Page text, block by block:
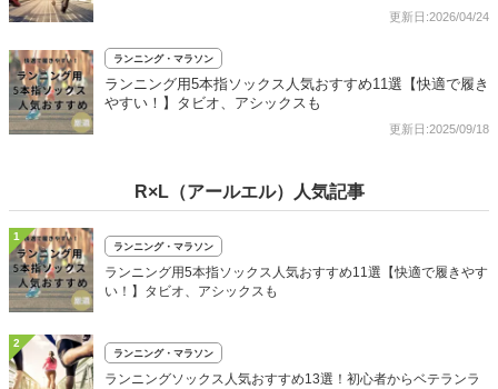
更新日:2026/04/24
ランニング・マラソン
ランニング用5本指ソックス人気おすすめ11選【快適で履き
やすい！】タビオ、アシックスも
更新日:2025/09/18
R×L（アールエル）人気記事
1
ランニング・マラソン
ランニング用5本指ソックス人気おすすめ11選【快適で履きやす
い！】タビオ、アシックスも
2
ランニング・マラソン
ランニングソックス人気おすすめ13選！初心者からベテランラ